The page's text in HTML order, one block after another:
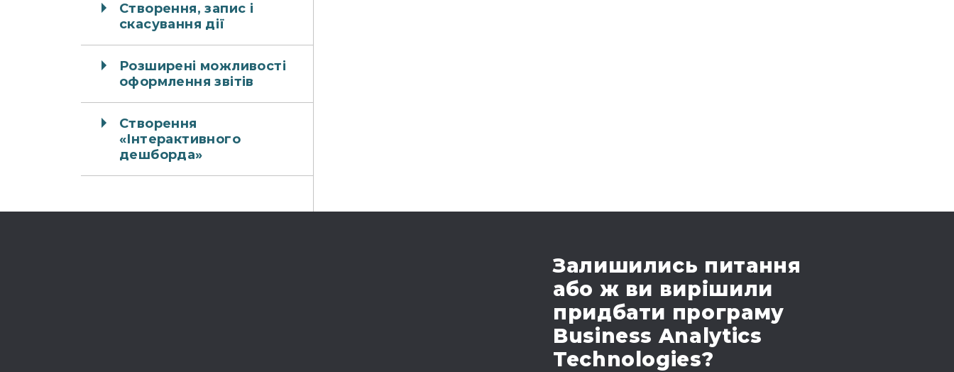
Створення, запис і
скасування дії
Розширені можливості
оформлення звітів
Створення
«Інтерактивного
дешборда»
Залишились питання
або ж ви вирішили
придбати програму
Business Analytics
Technologies?